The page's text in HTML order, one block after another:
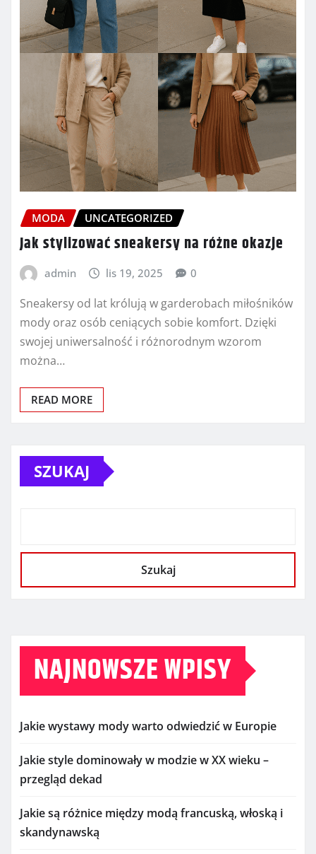
MODA UNCATEGORIZED
Jak stylizować sneakersy na różne okazje
admin lis 19, 2025 0
Sneakersy od lat królują w garderobach miłośników
mody oraz osób ceniących sobie komfort. Dzięki
swojej uniwersalność i różnorodnym wzorom
można…
READ MORE
SZUKAJ
Szukaj
NAJNOWSZE WPISY
Jakie wystawy mody warto odwiedzić w Europie
Jakie style dominowały w modzie w XX wieku –
przegląd dekad
Jakie są różnice między modą francuską, włoską i
skandynawską